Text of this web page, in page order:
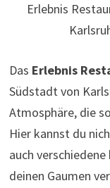
Erlebnis
Das Erlebnis
Südstadt von
Atmosphäre, die
Hier kannst du
auch
deinen Gaumen